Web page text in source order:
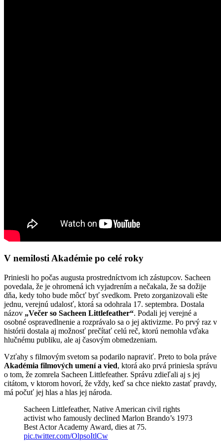
V nemilosti Akadémie po celé roky
Priniesli ho počas augusta prostredníctvom ich zástupcov. Sacheen
povedala, že je ohromená ich vyjadrením a nečakala, že sa dožije
dňa, kedy toho bude môcť byť svedkom. Preto zorganizovali ešte
jednu, verejnú udalosť, ktorá sa odohrala 17. septembra. Dostala
názov „Večer so Sacheen Littlefeather“. Podali jej verejné a
osobné ospravedlnenie a rozprávalo sa o jej aktivizme. Po prvý raz v
histórii dostala aj možnosť prečítať celú reč, ktorú nemohla vďaka
hlučnému publiku, ale aj časovým obmedzeniam.
Vzťahy s filmovým svetom sa podarilo napraviť. Preto to bola práve
Akadémia filmových umení a vied, ktorá ako prvá priniesla správu
o tom, že zomrela Sacheen Littlefeather. Správu zdieľali aj s jej
citátom, v ktorom hovorí, že vždy, keď sa chce niekto zastať pravdy,
má počuť jej hlas a hlas jej národa.
Sacheen Littlefeather, Native American civil rights
activist who famously declined Marlon Brando’s 1973
Best Actor Academy Award, dies at 75.
pic.twitter.com/OlpsoItlCw